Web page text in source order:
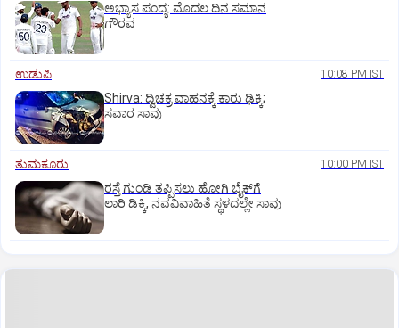
ಅಭ್ಯಾಸ ಪಂದ್ಯ: ಮೊದಲ ದಿನ ಸಮಾನ
ಗೌರವ
ಉಡುಪಿ 10:08 PM IST
Shirva: ದ್ವಿಚಕ್ರ ವಾಹನಕ್ಕೆ ಕಾರು ಢಿಕ್ಕಿ;
ಸವಾರ ಸಾವು
ತುಮಕೂರು 10:00 PM IST
ರಸ್ತೆ ಗುಂಡಿ ತಪ್ಪಿಸಲು ಹೋಗಿ ಬೈಕ್‌ಗೆ
ಲಾರಿ ಡಿಕ್ಕಿ, ನವವಿವಾಹಿತೆ ಸ್ಥಳದಲ್ಲೇ ಸಾವು